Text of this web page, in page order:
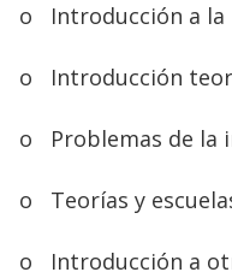
o Introducción a
o Introducción
o Problemas de la
o Teorías y
o Introducción a